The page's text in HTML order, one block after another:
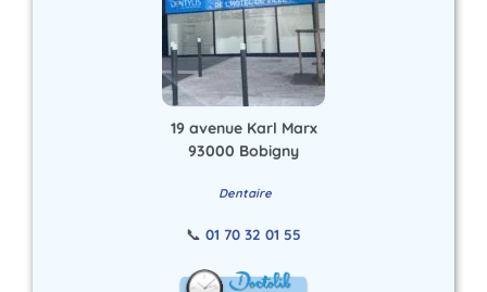
19 avenue Karl Marx
93000 Bobigny
Dentaire
📞 01 70 32 01 55